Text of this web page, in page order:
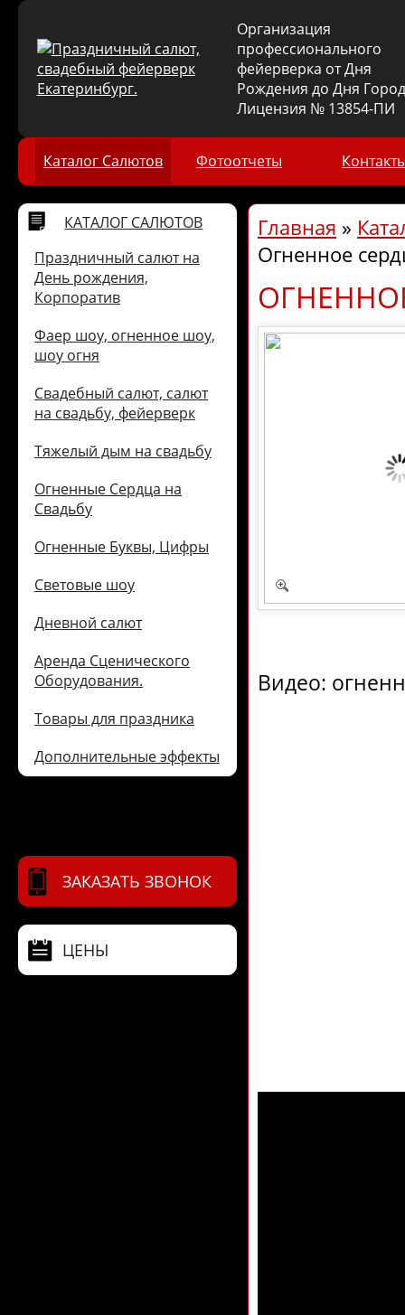
Организация
профессионального
фейерверка от Дня
Рождения до Дня
Лицензия № 13854-ПИ
Каталог Салютов Фотоотчеты
КАТАЛОГ САЛЮТОВ
Праздничный салют на
День рождения,
Корпоратив
Фаер шоу, огненное шоу,
шоу огня
Свадебный салют, салют
на свадьбу, фейерверк
Тяжелый дым на свадьбу
Огненные Сердца на
Свадьбу
Огненные Буквы, Цифры
Световые шоу
Дневной салют
Аренда Сценического
Оборудования.
Товары для праздника
Дополнительные эффекты
ЗАКАЗАТЬ ЗВОНОК
ЦЕНЫ
Главная »
Огненное
Видео: